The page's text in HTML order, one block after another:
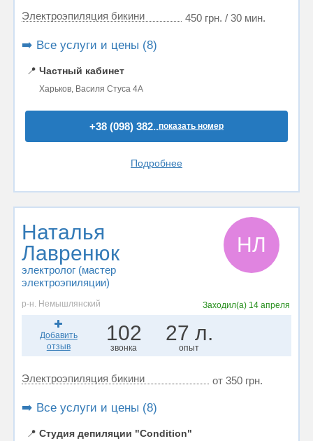
Электроэпиляция бикини 450 грн. / 30 мин.
➡️ Все услуги и цены (8)
📍 Частный кабинет
Харьков, Василя Стуса 4А
+38 (098) 382..показать номер
Подробнее
Наталья
Лавренюк
электролог (мастер
электроэпиляции)
НЛ
р-н. Немышлянский Заходил(а) 14 апреля
Добавить
отзыв
102
звонка
27 л.
опыт
Электроэпиляция бикини от 350 грн.
➡️ Все услуги и цены (8)
📍 Студия депиляции "Condition"